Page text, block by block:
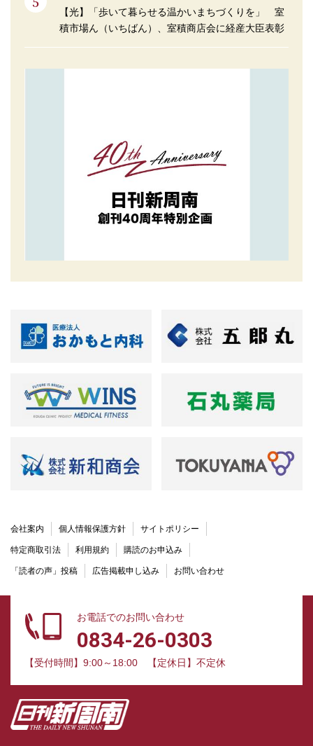
【光】「歩いて暮らせる温かいまちづくりを」 室
積市場ん（いちばん）、室積商店会に経産大臣表彰
会社案内 個人情報保護方針 サイトポリシー
特定商取引法 利用規約 購読のお申込み
「読者の声」投稿 広告掲載申し込み お問い合わせ
お電話でのお問い合わせ
0834-26-0303
【受付時間】9:00～18:00 【定休日】不定休